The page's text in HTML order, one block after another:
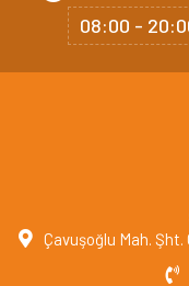
08:00 -
Çavuşoğlu Mah. Şht.